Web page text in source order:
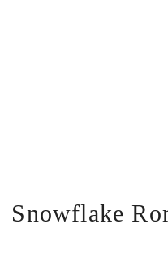
Snowflake